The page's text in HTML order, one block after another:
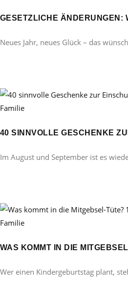
GESETZLICHE ÄNDERUNGEN:
Neues Jahr, neues Glück – das
Familie
40 SINNVOLLE GESCHENKE
Im August und September ist es
Familie
WAS KOMMT IN DIE
Wer einen Kindergeburtstag plant,